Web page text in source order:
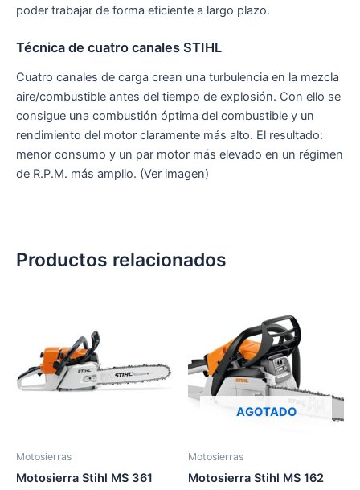
poder trabajar de forma eficiente a largo plazo.
Técnica de cuatro canales STIHL
Cuatro canales de carga crean una turbulencia en la mezcla
aire/combustible antes del tiempo de explosión. Con ello se
consigue una combustión óptima del combustible y un
rendimiento del motor claramente más alto. El resultado:
menor consumo y un par motor más elevado en un régimen
de R.P.M. más amplio. (Ver imagen)
Productos relacionados
Motosierras
Motosierra Stihl MS 361
AGOTADO
Motosierras
Motosierra Stihl MS 162